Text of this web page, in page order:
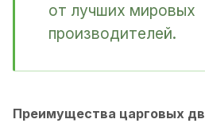
от лучших мировых
производителей.
Преимущества царговых